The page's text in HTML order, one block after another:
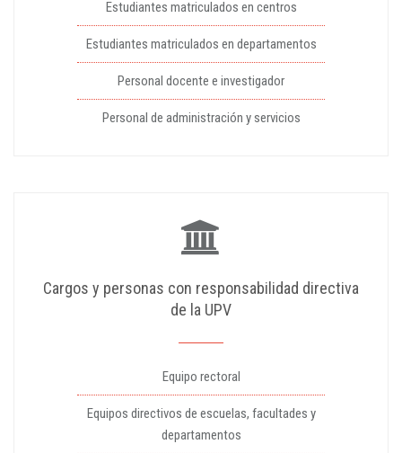
Estudiantes matriculados en centros
Estudiantes matriculados en departamentos
Personal docente e investigador
Personal de administración y servicios
Cargos y personas con responsabilidad directiva
de la UPV
Equipo rectoral
Equipos directivos de escuelas, facultades y
departamentos